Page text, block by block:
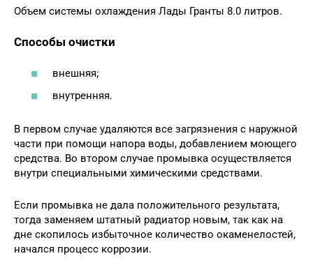
Объем системы охлаждения Лады Гранты 8.0 литров.
Способы очистки
внешняя;
внутренняя.
В первом случае удаляются все загрязнения с наружной
части при помощи напора воды, добавлением моющего
средства. Во втором случае промывка осуществляется
внутри специальными химическими средствами.
Если промывка не дала положительного результата,
тогда заменяем штатный радиатор новым, так как на
дне скопилось избыточное количество окаменелостей,
начался процесс коррозии.